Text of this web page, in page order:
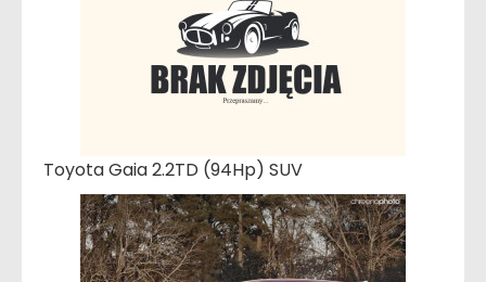
Toyota Gaia 2.2TD (94Hp) SUV